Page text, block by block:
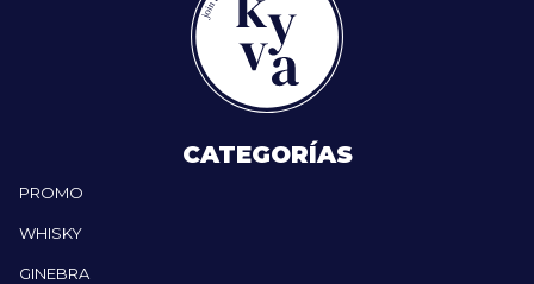
CATEGORÍAS
PROMO
WHISKY
GINEBRA